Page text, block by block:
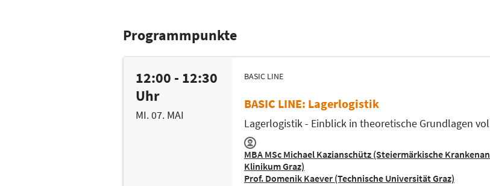
Programmpunkte
12:00 - 12:30
Uhr
MI. 07. MAI
BASIC LINE
BASIC LINE: Lagerlogistik
Lagerlogistik - Einblick in theoretische Grundlagen
MBA MSc Michael Kazianschütz (Steiermärkische
Klinikum Graz)
Prof. Domenik Kaever (Technische Universität Graz)